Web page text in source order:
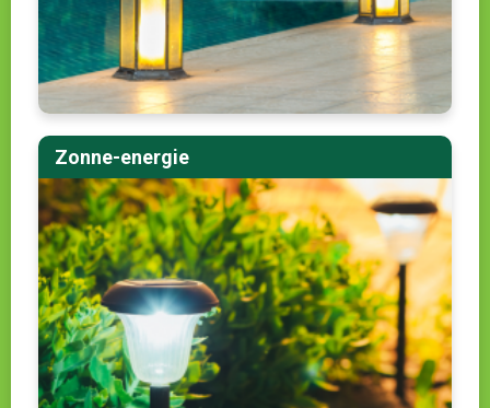
Zonne-energie